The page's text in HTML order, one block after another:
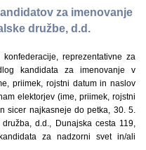
za imenovanje
družbe, d.d.
reprezentativne za
kandidata za imenovanje v
priimek, rojstni datum in naslov
elektorjev (ime, priimek, rojstni
sicer najkasneje do petka, 30. 5.
d.d., Dunajska cesta 119,
za nadzorni svet in/ali